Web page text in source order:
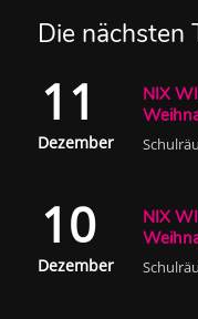
Die nächsten
11
Dezember
NIX
10
Dezember
NIX